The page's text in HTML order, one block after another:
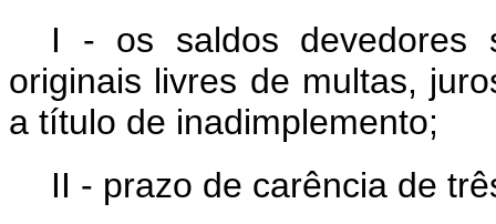
I - os saldos devedores
originais livres de multas,
a título de inadimplemento;
II - prazo de carência de